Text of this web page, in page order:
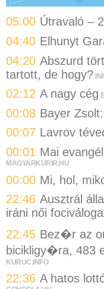
05:00 Útravaló –
04:40 Elhunyt
04:20 Abszurd
tartott, de hogy?
02:12 A nagy cég
00:08 Bayer
00:07 Lavrov
00:01 Mai
MAGYARKURIR.HU
00:00 Mi, hol,
22:46 Ausztrál
iráni női
22:45 Bez�r az
bicikligy�ra, 483
KURUC.INFO
22:36 A hatos